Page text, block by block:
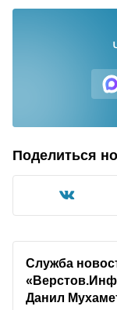
Поделиться
Служба
Данил